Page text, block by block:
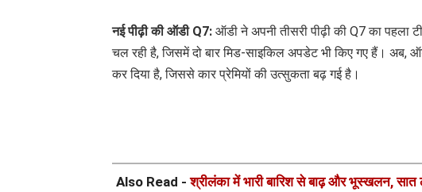
नई पीढ़ी की ऑडी Q7: ऑडी ने अपनी तीसरी पीढ़ी की Q7 का पहला
चल रही है, जिसमें दो बार मिड-साइकिल अपडेट भी किए गए हैं। अब,
कर दिया है, जिससे कार प्रेमियों की उत्सुकता बढ़ गई है।
Also Read -श्रीलंका में भारी बारिश से बाढ़ और भूस्खलन, सात